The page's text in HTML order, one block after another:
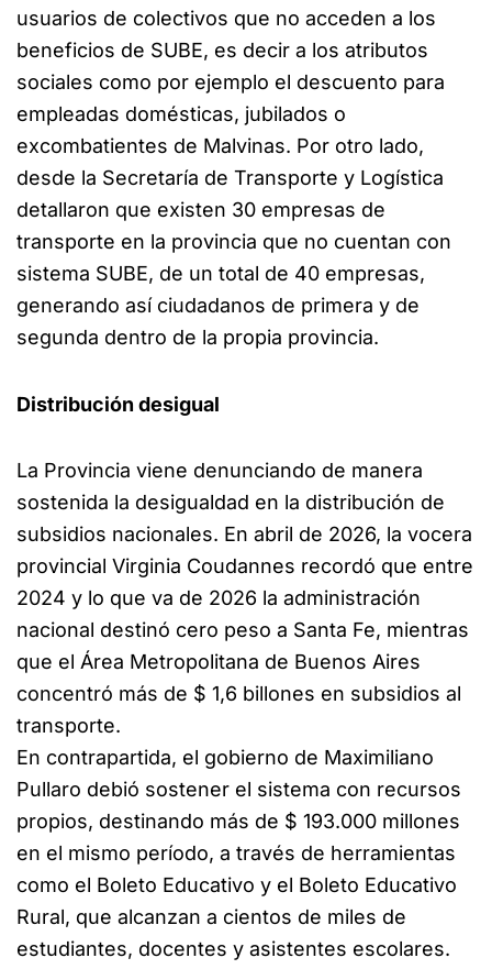
usuarios de colectivos que no acceden a los
beneficios de SUBE, es decir a los atributos
sociales como por ejemplo el descuento para
empleadas domésticas, jubilados o
excombatientes de Malvinas. Por otro lado,
desde la Secretaría de Transporte y Logística
detallaron que existen 30 empresas de
transporte en la provincia que no cuentan con
sistema SUBE, de un total de 40 empresas,
generando así ciudadanos de primera y de
segunda dentro de la propia provincia.
Distribución desigual
La Provincia viene denunciando de manera
sostenida la desigualdad en la distribución de
subsidios nacionales. En abril de 2026, la vocera
provincial Virginia Coudannes recordó que entre
2024 y lo que va de 2026 la administración
nacional destinó cero peso a Santa Fe, mientras
que el Área Metropolitana de Buenos Aires
concentró más de $ 1,6 billones en subsidios al
transporte.
En contrapartida, el gobierno de Maximiliano
Pullaro debió sostener el sistema con recursos
propios, destinando más de $ 193.000 millones
en el mismo período, a través de herramientas
como el Boleto Educativo y el Boleto Educativo
Rural, que alcanzan a cientos de miles de
estudiantes, docentes y asistentes escolares.